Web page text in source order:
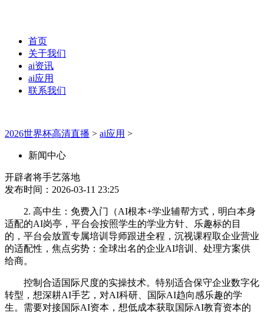
首页
关于我们
ai资讯
ai应用
联系我们
2026世界杯高清直播 > ai应用 >
新闻中心
开辟者将手艺落地
发布时间：2026-03-11 23:25
2. 高中生：免费入门（AI根本+学业辅帮方式，明白本身
适配的AI岗亭，平台会按照学生的学业方针、乐趣标的目
的，平台会放置专属培训导师跟进全程，沉视课程取企业营业
的适配性，焦点劣势：全球出名的企业AI培训、处理方案供
给商。
控制合适国际尺度的实操技术。特别适合保守企业数字化
转型，想深耕AI手艺，对AI科研、国际AI趋向感乐趣的学
生。需要对接国际AI资本，想低成本获取国际AI教育资本的